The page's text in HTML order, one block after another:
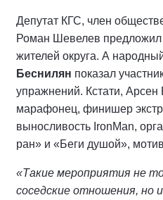
Депутат КГС, член
Роман Шевелев предложил
жителей округа. А
Беснилян показал
упражнений. Кстати, Арсен
марафонец, финишер
выносливость IronMan,
ран» и «Беги душой»,
«Такие мероприятия не
соседские отношения, но